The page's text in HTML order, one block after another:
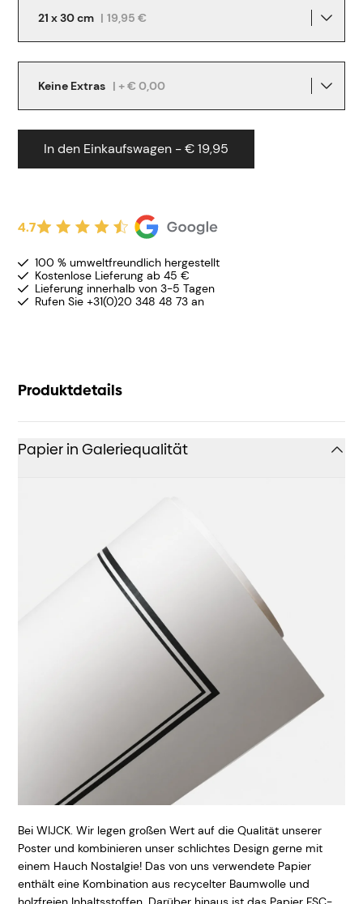
21 x 30 cm | 19,95 €
Keine Extras | + € 0,00
In den Einkaufswagen - € 19,95
4.7
100 % umweltfreundlich hergestellt
Kostenlose Lieferung ab 45 €
Lieferung innerhalb von 3-5 Tagen
Rufen Sie +31(0)20 348 48 73 an
Produktdetails
Papier in Galeriequalität
Bei WIJCK. Wir legen großen Wert auf die Qualität unserer
Poster und kombinieren unser schlichtes Design gerne mit
einem Hauch Nostalgie! Das von uns verwendete Papier
enthält eine Kombination aus recycelter Baumwolle und